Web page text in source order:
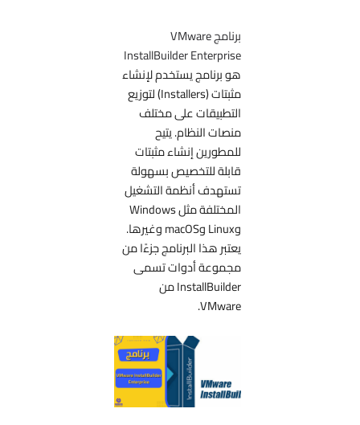
برنامج VMware
InstallBuilder Enterprise
هو برنامج يستخدم لإنشاء
مثبتات (Installers) لتوزيع
التطبيقات على مختلف
منصات النظام. يتيح
للمطورين إنشاء مثبتات
قابلة للتخصيص بسهولة
تستهدف أنظمة التشغيل
المختلفة مثل Windows
وLinux وmacOS وغيرها.
يعتبر هذا البرنامج جزءًا من
مجموعة أدوات تسمى
InstallBuilder من
VMware.